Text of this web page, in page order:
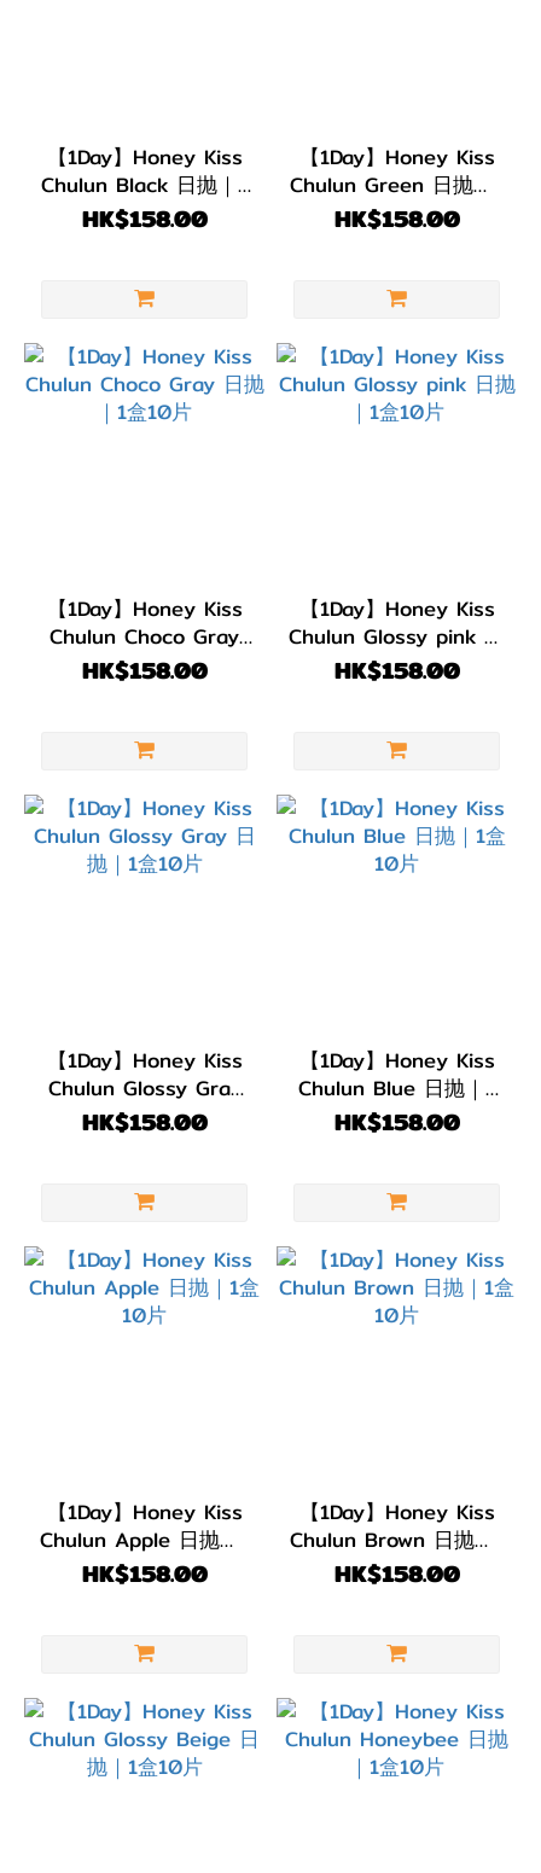
徑
(G.DIA)
G.DIA
G.DIA
14.0~14.2mm
13.5~13.6mm
(11)
【1Day】Honey Kiss
Chulun Black 日抛｜1
盒10片
HK$158.00
【1Day】Honey Kiss
Chulun Green 日抛｜1
盒10片
HK$158.00
【1Day】Honey Kiss
Chulun Choco Gray
日抛｜1盒10片
HK$158.00
【1Day】Honey Kiss
Chulun Glossy pink 日
抛｜1盒10片
HK$158.00
【1Day】Honey Kiss
Chulun Glossy Gray
日抛｜1盒10片
HK$158.00
【1Day】Honey Kiss
Chulun Blue 日抛｜1
盒10片
HK$158.00
【1Day】Honey Kiss
Chulun Apple 日抛｜1
盒10片
HK$158.00
【1Day】Honey Kiss
Chulun Brown 日抛｜1
盒10片
HK$158.00